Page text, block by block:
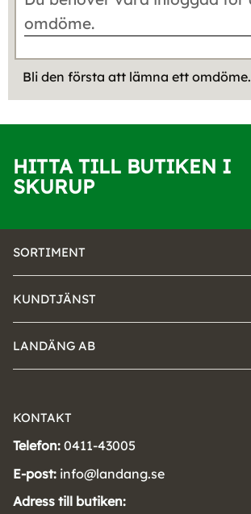
Bli den första att lämna ett omdöme.
HITTA TILL BUTIKEN I
SKURUP
SORTIMENT
KUNDTJÄNST
LANDÄNG AB
KONTAKT
Telefon: 0411-43005
E-post: info@landang.se
Adress till butiken: